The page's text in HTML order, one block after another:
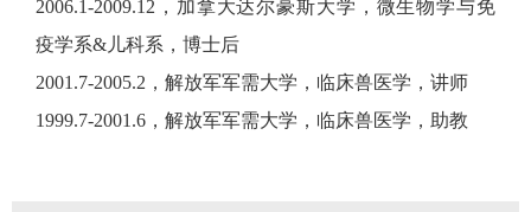
2006.1-2009.12，加拿大达尔豪斯大学，微生物学与免
疫学系&儿科系，博士后
2001.7-2005.2，解放军军需大学，临床兽医学，讲师
1999.7-2001.6，解放军军需大学，临床兽医学，助教